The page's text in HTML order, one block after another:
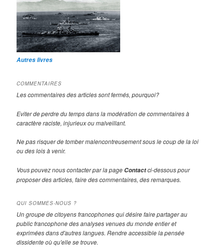
Autres livres
COMMENTAIRES
Les commentaires des articles sont fermés, pourquoi?
Eviter de perdre du temps dans la modération de commentaires à
caractère raciste, injurieux ou malveillant.
Ne pas risquer de tomber malencontreusement sous le coup de la loi
ou des lois à venir.
Vous pouvez nous contacter par la page Contactci-dessous pour
proposer des articles, faire des commentaires, des remarques.
QUI SOMMES-NOUS ?
Un groupe de citoyens francophones qui désire faire partager au
public francophone des analyses venues du monde entier et
exprimées dans d'autres langues. Rendre accessible la pensée
dissidente où qu'elle se trouve.